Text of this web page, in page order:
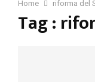
Home riforma del
Tag :